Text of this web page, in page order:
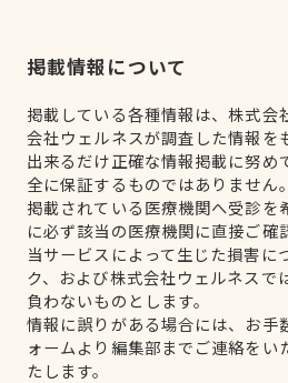
掲載情報について
掲載している各種情報は、株式会
会社ウェルネスが調査した情報を
出来るだけ正確な情報掲載に努め
全に保証するものではありません。
掲載されている医療機関へ受診を
に必ず該当の医療機関に直接ご確
当サービスによって生じた損害に
ク、および株式会社ウェルネスで
負わないものとします。
情報に誤りがある場合には、お手
ォームより編集部までご連絡をい
たします。